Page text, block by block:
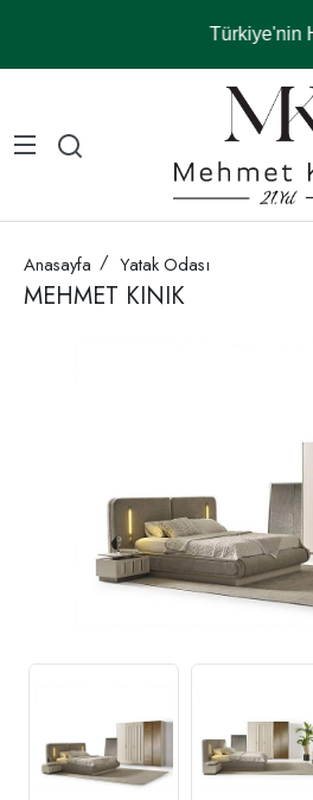
Türkiye'nin
Anasayfa Yatak Odası
MEHMET KINIK